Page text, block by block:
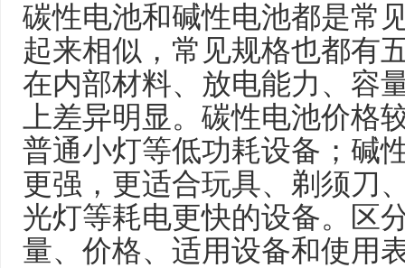
碳性电池和碱性电池都是常
起来相似，常见规格也都有
在内部材料、放电能力、容
上差异明显。碳性电池价格
普通小灯等低功耗设备；碱
更强，更适合玩具、剃须刀
光灯等耗电更快的设备。区
量、价格、适用设备和使用